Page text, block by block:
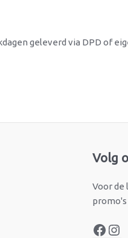
geleverd via DPD of
Volg
Voor de